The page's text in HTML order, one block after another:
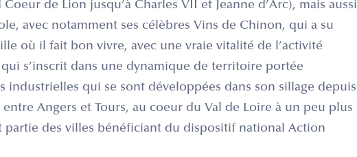
de Lion jusqu’à Charles VII et Jeanne d’Arc), mais aussi
avec notamment ses célèbres Vins de Chinon, qui a su
où il fait bon vivre, avec une vraie vitalité de l’activité
s’inscrit dans une dynamique de territoire portée
industrielles qui se sont développées dans son sillage depuis
entre Angers et Tours, au coeur du Val de Loire à un peu plus
partie des villes bénéficiant du dispositif national Action